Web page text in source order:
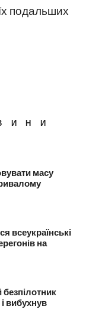
подальших
масу
всеукраїнські
на
безпілотник
вибухнув